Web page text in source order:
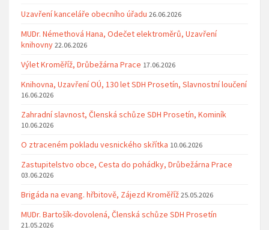
Uzavření kanceláře obecního úřadu 26.06.2026
MUDr. Némethová Hana, Odečet elektroměrů, Uzavření
knihovny 22.06.2026
Výlet Kroměříž, Drůbežárna Prace 17.06.2026
Knihovna, Uzavření OÚ, 130 let SDH Prosetín, Slavnostní loučení
16.06.2026
Zahradní slavnost, Členská schůze SDH Prosetín, Kominík
10.06.2026
O ztraceném pokladu vesnického skřítka 10.06.2026
Zastupitelstvo obce, Cesta do pohádky, Drůbežárna Prace
03.06.2026
Brigáda na evang. hřbitově, Zájezd Kroměříž 25.05.2026
MUDr. Bartošík-dovolená, Členská schůze SDH Prosetín
21.05.2026